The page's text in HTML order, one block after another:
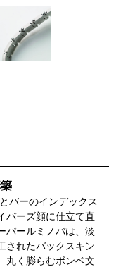
バーのインデックス
バーズ顔に仕立て直
パールミノバは、淡
されたバックスキン
丸く膨らむボンベ文